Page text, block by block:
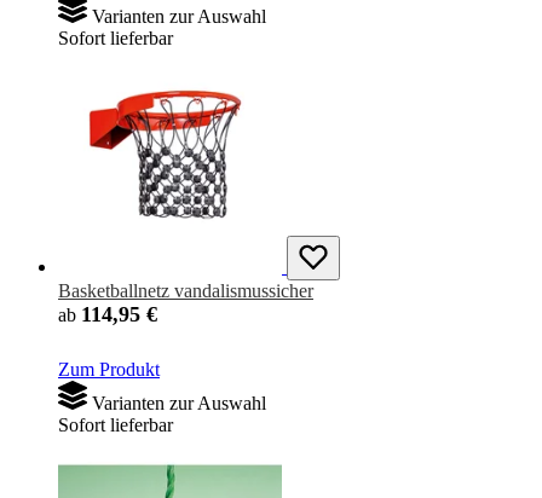
Varianten zur Auswahl
Sofort lieferbar
Basketballnetz vandalismussicher
ab 114,95 €
Zum Produkt
Varianten zur Auswahl
Sofort lieferbar